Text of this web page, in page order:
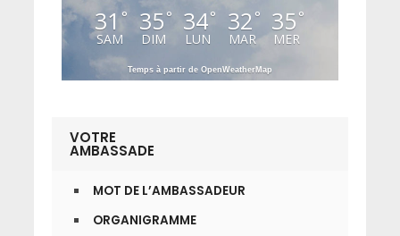
31°
SAM
35°
DIM
34°
LUN
32 °
MAR
35 °
MER
Temps à partir de OpenWeatherMap
VOTRE
AMBASSADE
MOT DE L’AMBASSADEUR
ORGANIGRAMME